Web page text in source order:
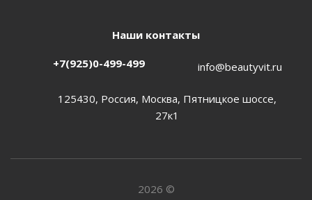
Наши контакты
+7(925)0-499-499 info@beautyvit.ru
125430, Россия, Москва, Пятницкое шоссе,
27к1
2026 ©